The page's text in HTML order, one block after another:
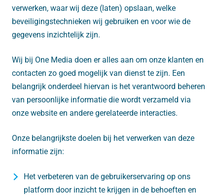
verwerken, waar wij deze (laten) opslaan, welke
beveiligingstechnieken wij gebruiken en voor wie de
gegevens inzichtelijk zijn.
Wij bij One Media doen er alles aan om onze klanten en
contacten zo goed mogelijk van dienst te zijn. Een
belangrijk onderdeel hiervan is het verantwoord beheren
van persoonlijke informatie die wordt verzameld via
onze website en andere gerelateerde interacties.
Onze belangrijkste doelen bij het verwerken van deze
informatie zijn:
Het verbeteren van de gebruikerservaring op ons
platform door inzicht te krijgen in de behoeften en